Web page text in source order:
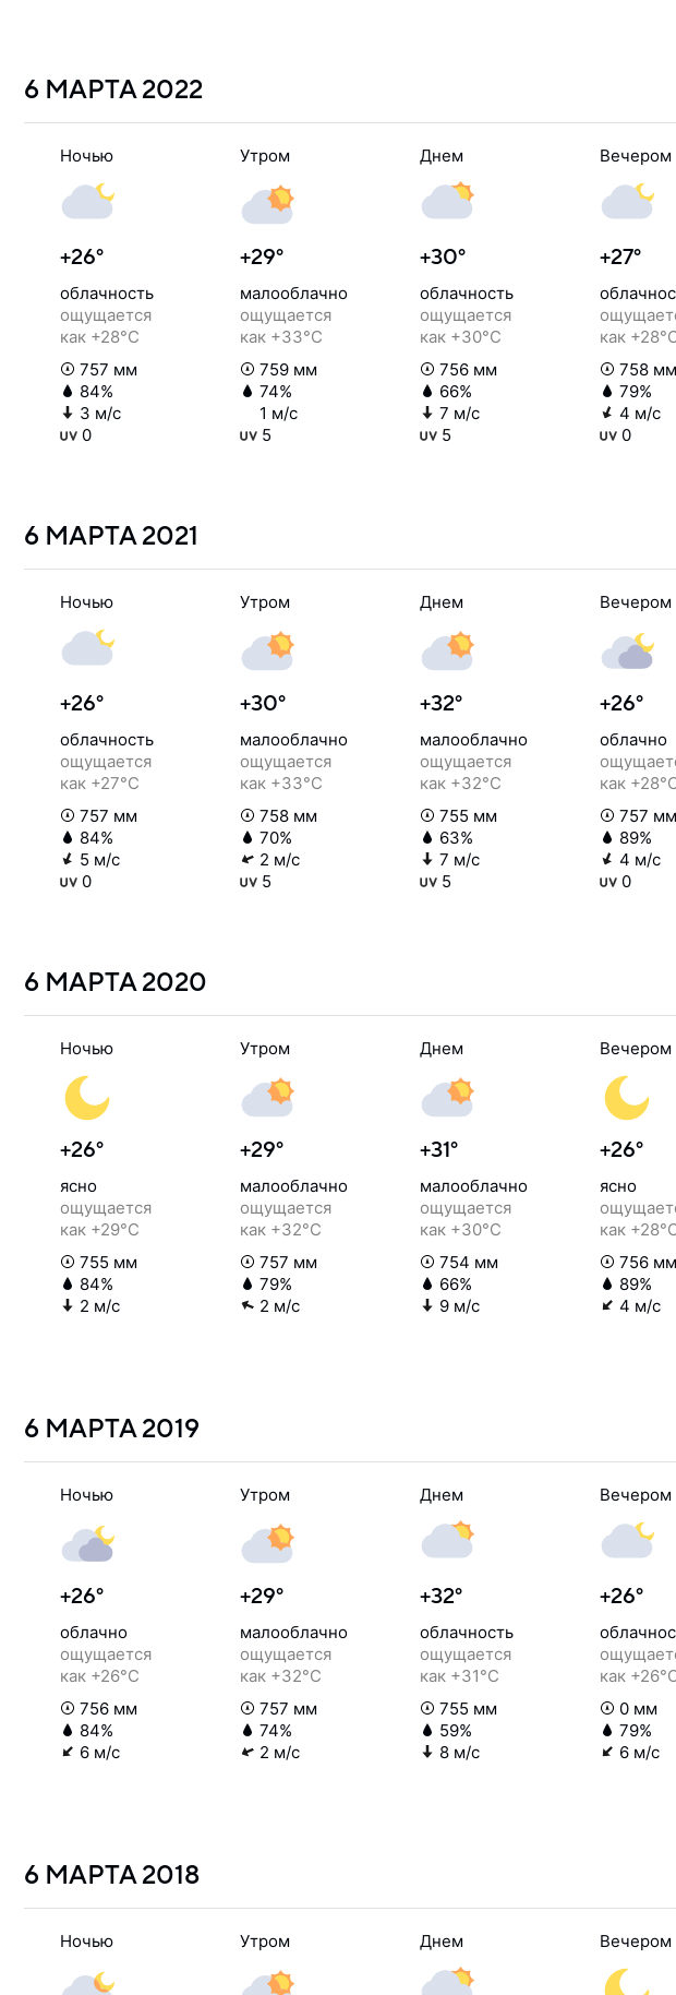
6 МАРТА2022
Ночью
+26°
облачность
ощущается
как +28°C
757 мм
84%
3 м/с
0
Утром
+29°
малооблачно
ощущается
как +33°C
759 мм
74%
1 м/с
5
Днем
+30°
облачность
ощущается
как +30°C
756 мм
66%
7 м/с
5
Вечером
+27°
как
758 мм
79%
4 м/с
0
6 МАРТА2021
Ночью
+26°
облачность
ощущается
как +27°C
757 мм
84%
5 м/с
0
Утром
+30°
малооблачно
ощущается
как +33°C
758 мм
70%
2 м/с
5
Днем
+32°
малооблачно
ощущается
как +32°C
755 мм
63%
7 м/с
5
Вечером
+26°
облачно
как
757 мм
89%
4 м/с
0
6 МАРТА2020
Ночью
+26°
ясно
ощущается
как +29°C
755 мм
84%
2 м/с
Утром
+29°
малооблачно
ощущается
как +32°C
757 мм
79%
2 м/с
Днем
+31°
малооблачно
ощущается
как +30°C
754 мм
66%
9 м/с
Вечером
+26°
ясно
как
756 мм
89%
4 м/с
6 МАРТА2019
Ночью
+26°
облачно
ощущается
как +26°C
756 мм
84%
6 м/с
Утром
+29°
малооблачно
ощущается
как +32°C
757 мм
74%
2 м/с
Днем
+32°
облачность
ощущается
как +31°C
755 мм
59%
8 м/с
Вечером
+26°
как
0 мм
79%
6 м/с
6 МАРТА2018
Ночью Утром Днем Вечером